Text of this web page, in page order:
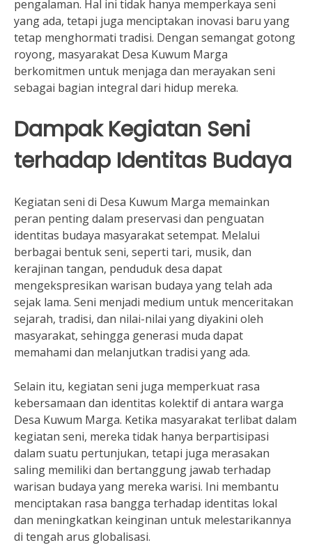
pengalaman. Hal ini tidak hanya memperkaya seni
yang ada, tetapi juga menciptakan inovasi baru yang
tetap menghormati tradisi. Dengan semangat gotong
royong, masyarakat Desa Kuwum Marga
berkomitmen untuk menjaga dan merayakan seni
sebagai bagian integral dari hidup mereka.
Dampak Kegiatan Seni
terhadap Identitas Budaya
Kegiatan seni di Desa Kuwum Marga memainkan
peran penting dalam preservasi dan penguatan
identitas budaya masyarakat setempat. Melalui
berbagai bentuk seni, seperti tari, musik, dan
kerajinan tangan, penduduk desa dapat
mengekspresikan warisan budaya yang telah ada
sejak lama. Seni menjadi medium untuk menceritakan
sejarah, tradisi, dan nilai-nilai yang diyakini oleh
masyarakat, sehingga generasi muda dapat
memahami dan melanjutkan tradisi yang ada.
Selain itu, kegiatan seni juga memperkuat rasa
kebersamaan dan identitas kolektif di antara warga
Desa Kuwum Marga. Ketika masyarakat terlibat dalam
kegiatan seni, mereka tidak hanya berpartisipasi
dalam suatu pertunjukan, tetapi juga merasakan
saling memiliki dan bertanggung jawab terhadap
warisan budaya yang mereka warisi. Ini membantu
menciptakan rasa bangga terhadap identitas lokal
dan meningkatkan keinginan untuk melestarikannya
di tengah arus globalisasi.